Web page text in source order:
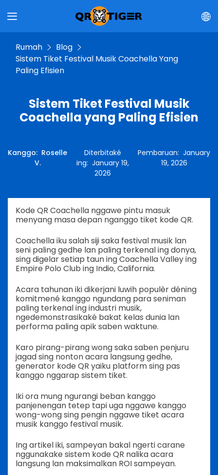
Rumah
Blog
Sistem Tiket Festival Musik Coachella Yang
Paling Efisien
Sistem Tiket Festival Musik
Coachella yang Paling Efisien
Kanggo: Roselle
V.
Diterbitaké
ing: January 19,
2026
Pembaruan: January
19, 2026
Kode QR Coachella nggawe pintu masuk
menyang masa depan nganggo tiket kode QR.
Coachella iku salah siji saka festival musik lan
seni paling gedhe lan paling terkenal ing donya,
sing digelar setiap taun ing Coachella Valley ing
Empire Polo Club ing Indio, California.
Acara tahunan iki dikerjani luwih populèr déning
komitmené kanggo ngundang para seniman
paling terkenal ing industri musik,
ngedemonstrasikaké bakat kelas dunia lan
performa paling apik saben waktune.
Karo pirang-pirang wong saka saben penjuru
jagad sing nonton acara langsung gedhe,
generator kode QR yaiku platform sing pas
kanggo nggarap sistem tiket.
Iki ora mung ngurangi beban kanggo
panjenengan tetep tapi uga nggawe kanggo
wong-wong sing pengin nggawe tiket acara
musik kanggo festival musik.
Ing artikel iki, sampeyan bakal ngerti carane
nggunakake sistem kode QR nalika acara
langsung lan maksimalkan ROI sampeyan.